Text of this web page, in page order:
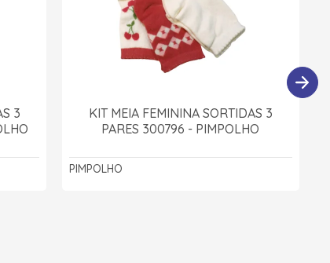
3
KIT MEIA FEMININA SORTIDAS 3
PARES 300796 - PIMPOLHO
PIMPOLHO